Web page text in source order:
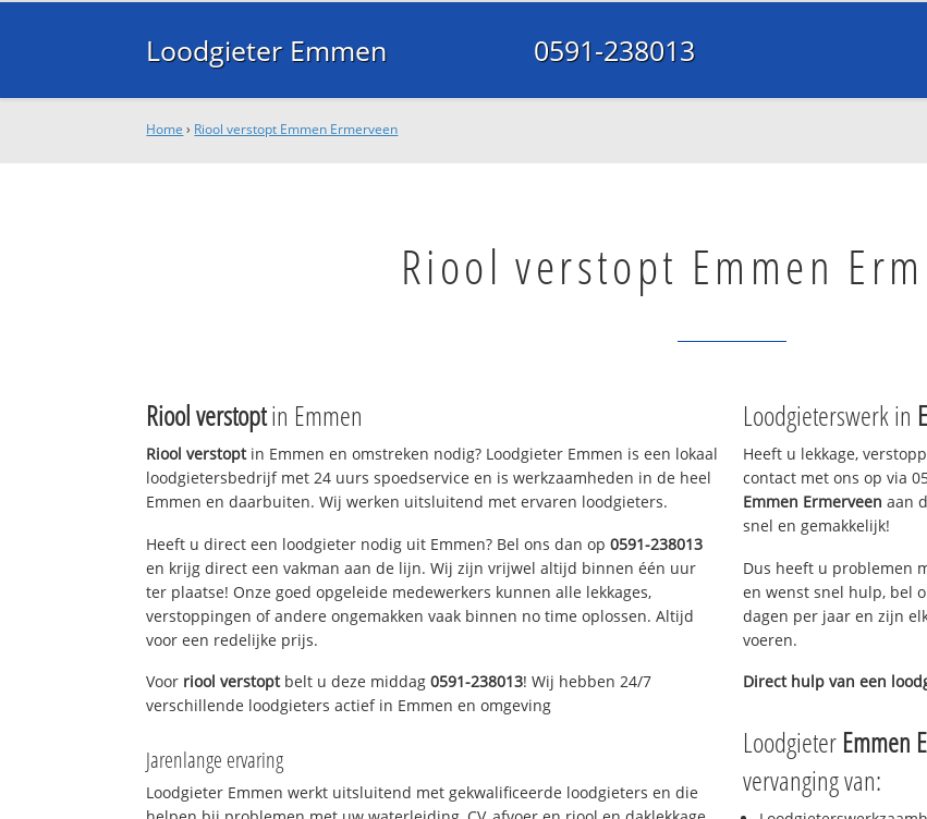
Loodgieter Emmen 0591-238013
Home › Riool verstopt Emmen Ermerveen
Riool verstopt Emmen
Riool verstoptin Emmen
Riool verstoptin Emmen en omstreken nodig? Loodgieter Emmen is een lokaal
loodgietersbedrijf met 24 uurs spoedservice en is werkzaamheden in de heel
Emmen en daarbuiten. Wij werken uitsluitend met ervaren loodgieters.
Heeft u direct een loodgieter nodig uit Emmen? Bel ons dan op0591-238013
en krijg direct een vakman aan de lijn. Wij zijn vrijwel altijd binnen één uur
ter plaatse! Onze goed opgeleide medewerkers kunnen alle lekkages,
verstoppingen of andere ongemakken vaak binnen no time oplossen. Altijd
voor een redelijke prijs.
Voor riool verstoptbelt u deze middag0591-238013! Wij hebben 24/7
verschillende loodgieters actief in Emmen en omgeving
Jarenlange ervaring
Loodgieter Emmen werkt uitsluitend met gekwalificeerde loodgieters en die
Loodgieterswerk in
Heeft u lekkage,
contact met ons op via
Emmen Ermerveen aan
snel en gemakkelijk!
Dus heeft u problemen
en wenst snel hulp, bel
dagen per jaar en zijn
voeren.
Direct hulp van een
Loodgieter Emmen
vervanging van: